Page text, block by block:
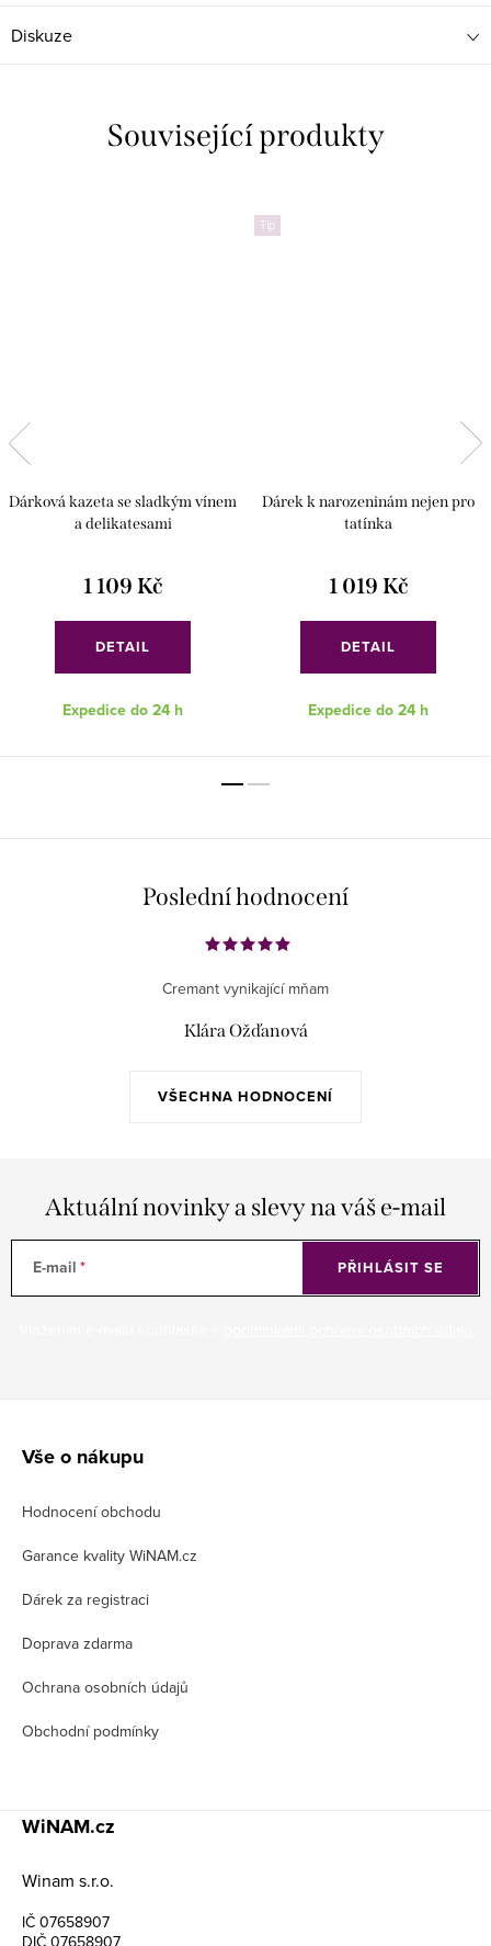
Diskuze
Související produkty
Dárková kazeta se sladkým vínem
a delikatesami
1 109 Kč
DETAIL
Expedice do 24 h
Tip
Dárek k narozeninám nejen pro
tatínka
1 019 Kč
DETAIL
Expedice do 24 h
Poslední hodnocení
VŠECHNA HODNOCENÍ
Cremant vynikající mňam
Klára Ožďanová
Aktuální novinky a slevy na váš e-mail
E-mail PŘIHLÁSIT SE
Vše o nákupu
Hodnocení obchodu
Garance kvality WiNAM.cz
Dárek za registraci
Doprava zdarma
Ochrana osobních údajů
Obchodní podmínky
WiNAM.cz
Winam s.r.o.
IČ 07658907